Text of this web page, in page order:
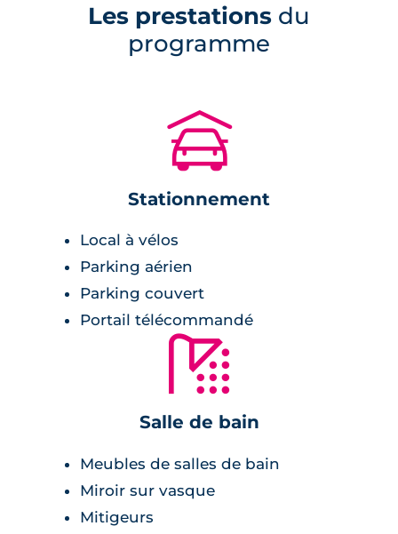
Garonne, profitant d'un environnement
naturel privilégié de 5,3 hectares. Située à
seulement deux minutes du Parc de
résidence est résolument tournée vers la
Au pied de la résidence se trouve un arrêt de
bus desservi par 5 lignes différentes, et le
deux pas du nouveau quartier Brazza en plein
réaménagement et de Cenon, les commerces
sont accessibles facilement.
Description de la résidence
Cette résidence neuve se compose de 95
lignes contemporaines et épurées. Chaque
bâtiment dispose d'un local à vélo et d'un
parking couvert au rez-de-chaussée. Du
Les prestations du
programme
🚗
Stationnement
Local à vélos
Parking aérien
Parking couvert
Portail télécommandé
🚿
Salle de bain
Meubles de salles de bain
Miroir sur vasque
Mitigeurs